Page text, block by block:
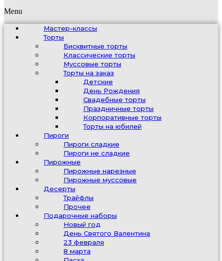
Menu
Мастер-классы
Торты
Бисквитные торты
Классические торты
Муссовые торты
Торты на заказ
Детские
День Рождения
Свадебные торты
Праздничные торты
Корпоративные торты
Торты на юбилей
Пироги
Пироги сладкие
Пироги не сладкие
Пирожные
Пирожные нарезные
Пирожные муссовые
Десерты
Трайфлы
Прочее
Подарочные наборы
Новый год
День Святого Валентина
23 февраля
8 марта